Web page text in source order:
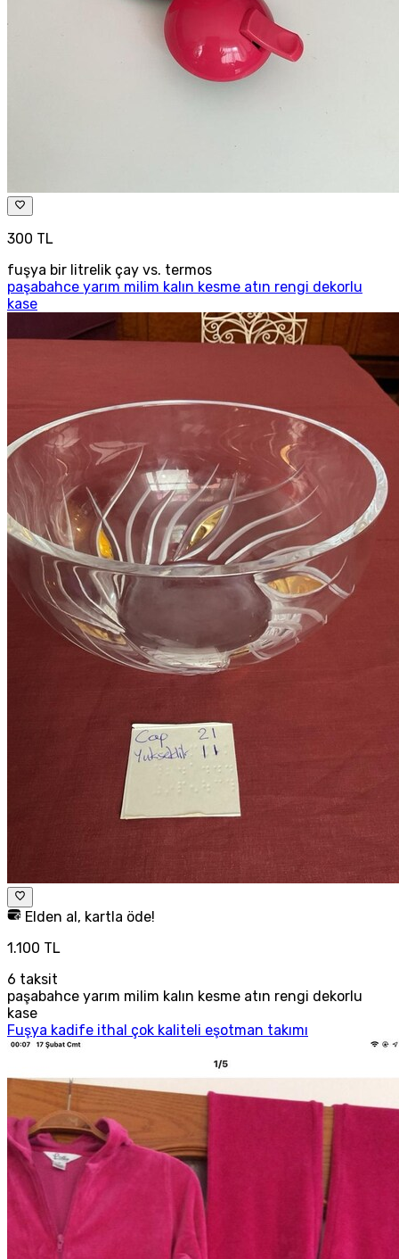
300 TL
fuşya bir litrelik çay vs. termos
paşabahce yarım milim kalın kesme atın rengi dekorlu
kase
Elden al, kartla öde!
1.100 TL
6 taksit
paşabahce yarım milim kalın kesme atın rengi dekorlu
kase
Fuşya kadife ithal çok kaliteli eşotman takımı